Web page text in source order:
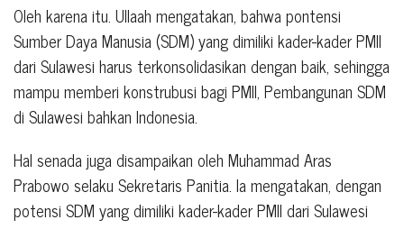
Oleh karena itu. Ullaah mengatakan, bahwa pontensi
Sumber Daya Manusia (SDM) yang dimiliki kader-kader PMII
dari Sulawesi harus terkonsolidasikan dengan baik, sehingga
mampu memberi konstrubusi bagi PMII, Pembangunan SDM
di Sulawesi bahkan Indonesia.
Hal senada juga disampaikan oleh Muhammad Aras
Prabowo selaku Sekretaris Panitia. Ia mengatakan, dengan
potensi SDM yang dimiliki kader-kader PMII dari Sulawesi